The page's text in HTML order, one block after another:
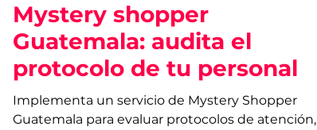
Mystery shopper
Guatemala: audita el
protocolo de tu personal
Implementa un servicio de Mystery Shopper
Guatemala para evaluar protocolos de atención,